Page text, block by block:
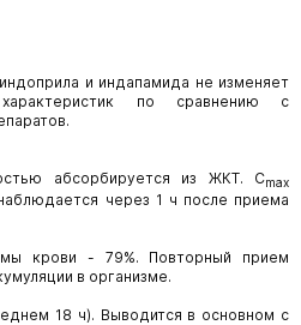
и индапамида не изменяет
характеристик по сравнению с
абсорбируется из ЖКТ. Cmax
через 1 ч после приема
крови - 79%. Повторный прием
в организме.
18 ч). Выводится в основном с